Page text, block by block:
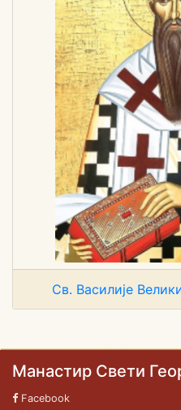
Св. Василије
Манастир Свети
Facebook